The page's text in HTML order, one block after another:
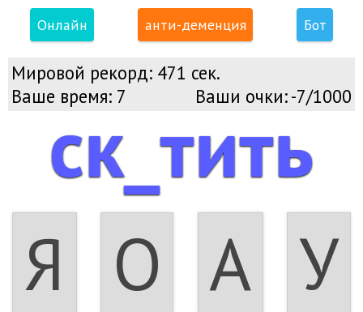
Онлайн анти-деменция Бот
Мировой рекорд: 471 сек.
Ваше время: 7 Ваши очки:-7/1000
ск_тить
Я О А У